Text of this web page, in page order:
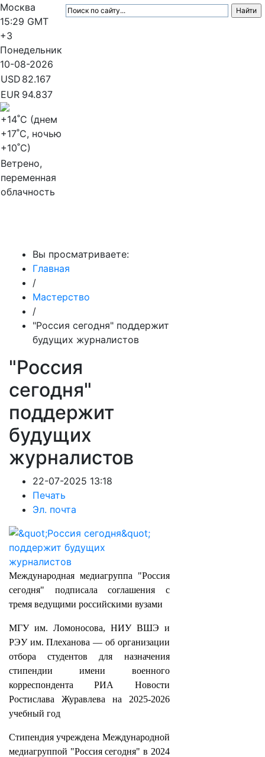
Москва
15:29 GMT
+3
Понедельник
10-08-2026
USD 82.167
EUR 94.837
+14˚C (днем
+17˚C, ночью
+10˚C)
Ветрено,
переменная
облачность
Вы просматриваете:
Главная
/
Мастерство
/
"Россия сегодня" поддержит
будущих журналистов
"Россия
сегодня"
поддержит
будущих
журналистов
22-07-2025 13:18
Печать
Эл. почта
Международная медиагруппа "Россия
сегодня" подписала соглашения с
тремя ведущими российскими вузами
МГУ им. Ломоносова, НИУ ВШЭ и
РЭУ им. Плеханова — об организации
отбора студентов для назначения
стипендии имени военного
корреспондента РИА Новости
Ростислава Журавлева на 2025-2026
учебный год
Стипендия учреждена Международной
медиагруппой "Россия сегодня" в 2024